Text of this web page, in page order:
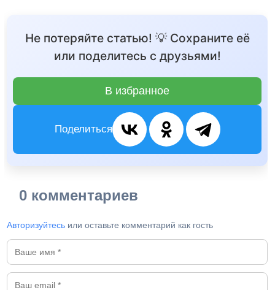
Не потеряйте статью! 💡 Сохраните её
или поделитесь с друзьями!
В избранное
Поделиться
0 комментариев
Авторизуйтесь или оставьте комментарий как гость